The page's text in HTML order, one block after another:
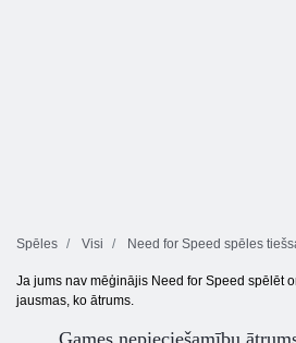
Spēles Visi Need for Speed ​​spēles
Ja jums nav mēģinājis Need for Speed ​​spēlēt
jausmas, ko ātrums.